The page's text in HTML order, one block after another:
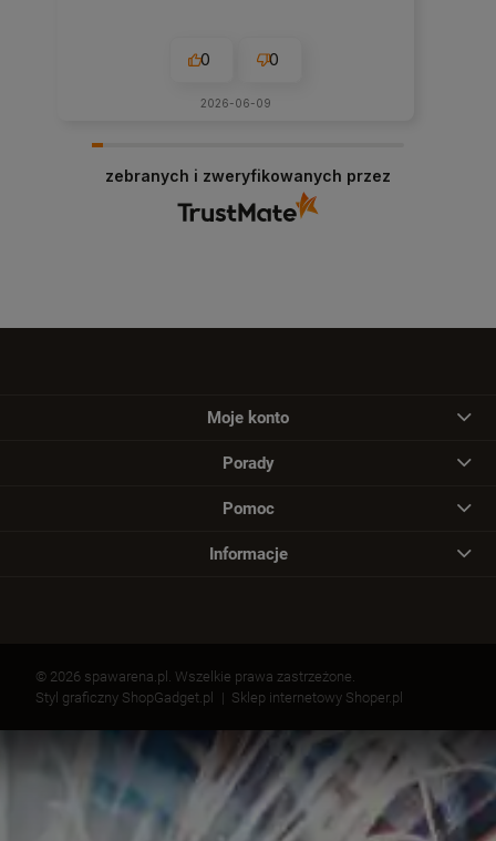
0 0
2026-06-09
zebranych i zweryfikowanych przez
Moje konto
Porady
Pomoc
Informacje
© 2026 spawarena.pl. Wszelkie prawa zastrzeżone.
Styl graficzny ShopGadget.pl
Sklep internetowy Shoper.pl